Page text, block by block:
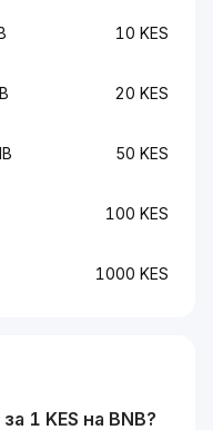
10 KES
20 KES
50 KES
100 KES
1000 KES
1 KES на BNB?